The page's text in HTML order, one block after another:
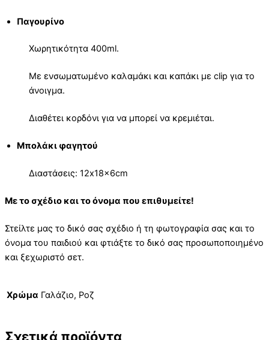
Παγουρίνο
Χωρητικότητα 400ml.
Με ενσωματωμένο καλαμάκι και καπάκι με clip για το
άνοιγμα.
Διαθέτει κορδόνι για να μπορεί να κρεμιέται.
Μπολάκι φαγητού
Διαστάσεις: 12x18x6cm
Με το σχέδιο και το όνομα που επιθυμείτε!
Στείλτε μας το δικό σας σχέδιο ή τη φωτογραφία σας και το
όνομα του παιδιού και φτιάξτε το δικό σας προσωποποιημένο
και ξεχωριστό σετ.
Χρώμα Γαλάζιο, Ροζ
Σχετικά προϊόντα